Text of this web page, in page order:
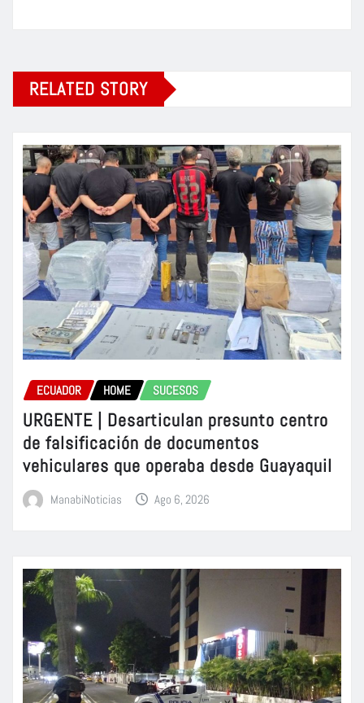
RELATED STORY
ECUADOR HOME SUCESOS
URGENTE | Desarticulan presunto centro
de falsificación de documentos
vehiculares que operaba desde Guayaquil
ManabiNoticias Ago 6, 2026